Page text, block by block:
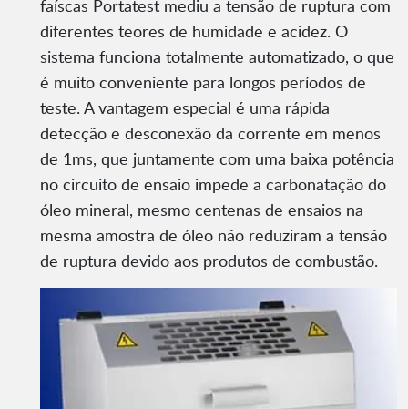
faíscas Portatest mediu a tensão de ruptura com
diferentes teores de humidade e acidez. O
sistema funciona totalmente automatizado, o que
é muito conveniente para longos períodos de
teste. A vantagem especial é uma rápida
detecção e desconexão da corrente em menos
de 1ms, que juntamente com uma baixa potência
no circuito de ensaio impede a carbonatação do
óleo mineral, mesmo centenas de ensaios na
mesma amostra de óleo não reduziram a tensão
de ruptura devido aos produtos de combustão.